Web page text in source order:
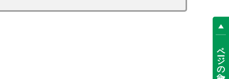
ページの先頭へ